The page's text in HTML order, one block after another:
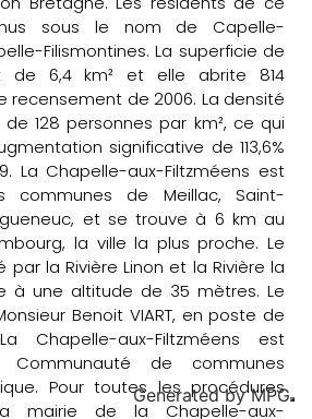
sous le nom de Capelle-
Filismontines. La superficie de
de 6,4 km² et elle abrite 814
recensement de 2006. La densité
128 personnes par km², ce qui
significative de 113,6%
La Chapelle-aux-Filtzméens est
communes de Meillac, Saint-
et se trouve à 6 km au
la ville la plus proche. Le
la Rivière Linon et la Rivière la
à une altitude de 35 mètres. Le
Benoit VIART, en poste de
Chapelle-aux-Filtzméens est
de communes
Pour toutes les procédures
la mairie de la Chapelle-aux-
Generated byMPG